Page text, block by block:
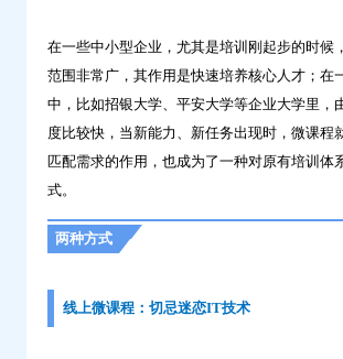
在一些中小型企业，尤其是培训刚起步的时候
范围非常广，其作用是快速培养核心人才；在
中，比如招银大学、平安大学等企业大学里，
度比较快，当新能力、新任务出现时，微课程
匹配需求的作用，也成为了一种对原有培训体
式。
两种方式
线上微课程：切忌迷恋IT技术